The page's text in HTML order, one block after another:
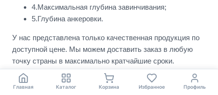
4.Максимальная глубина завинчивания;
5.Глубина анкеровки.
У нас представлена только качественная продукция по
доступной цене. Мы можем доставить заказ в любую
точку страны в максимально кратчайшие сроки.
Главная Каталог Корзина Избранное Профиль